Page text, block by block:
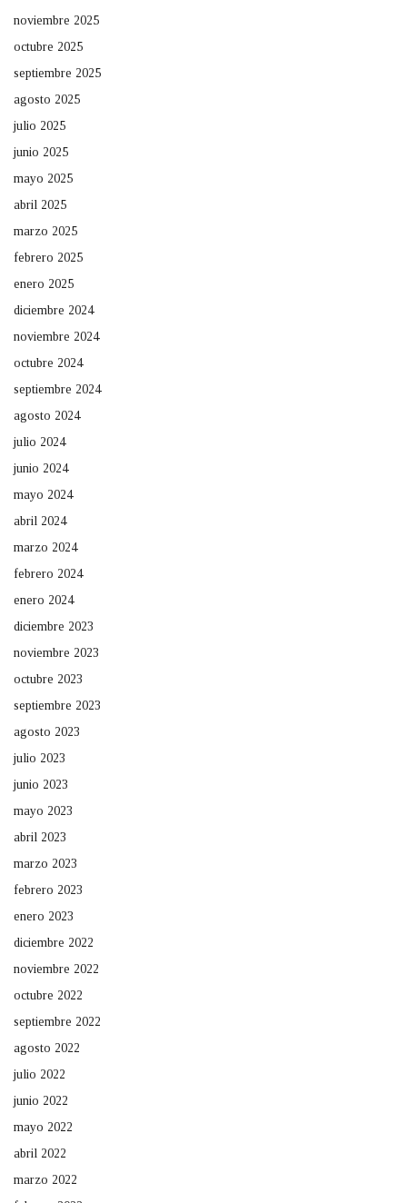
noviembre 2025
octubre 2025
septiembre 2025
agosto 2025
julio 2025
junio 2025
mayo 2025
abril 2025
marzo 2025
febrero 2025
enero 2025
diciembre 2024
noviembre 2024
octubre 2024
septiembre 2024
agosto 2024
julio 2024
junio 2024
mayo 2024
abril 2024
marzo 2024
febrero 2024
enero 2024
diciembre 2023
noviembre 2023
octubre 2023
septiembre 2023
agosto 2023
julio 2023
junio 2023
mayo 2023
abril 2023
marzo 2023
febrero 2023
enero 2023
diciembre 2022
noviembre 2022
octubre 2022
septiembre 2022
agosto 2022
julio 2022
junio 2022
mayo 2022
abril 2022
marzo 2022